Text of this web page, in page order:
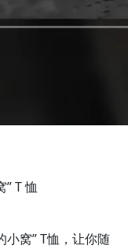
” T 恤
小窝” T恤，让你随